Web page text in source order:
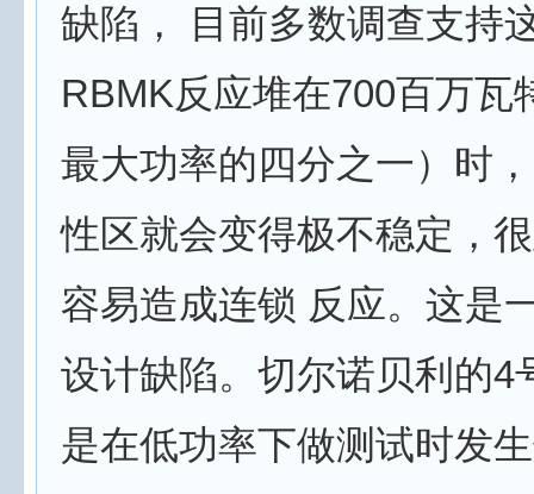
缺陷， 目前多数调查支持
RBMK反应堆在700百万瓦
最大功率的四分之一）时
性区就会变得极不稳定，
容易造成连锁 反应。这是
设计缺陷。切尔诺贝利的4
是在低功率下做测试时发